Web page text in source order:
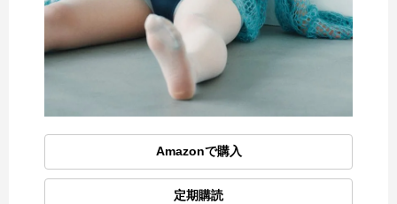
Amazonで購入
定期購読